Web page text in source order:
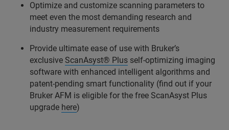
Optimize and customize scanning parameters to
meet even the most demanding research and
industry measurement requirements
Provide ultimate ease of use with Bruker’s
exclusive ScanAsyst® Plus self-optimizing imaging
software with enhanced intelligent algorithms and
patent-pending smart functionality (find out if your
Bruker AFM is eligible for the free ScanAsyst Plus
upgrade here)